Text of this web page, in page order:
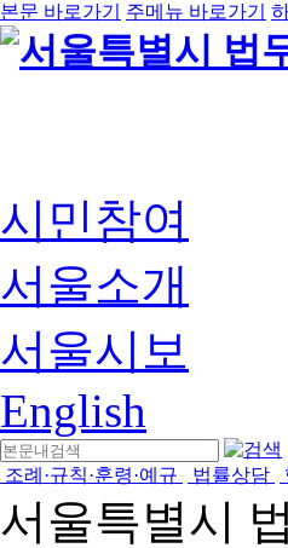
본문 바로가기 주메뉴 바로가기
시민참여
서울소개
서울시보
English
조례·규칙·훈령·예규 법률상담
서울특별시